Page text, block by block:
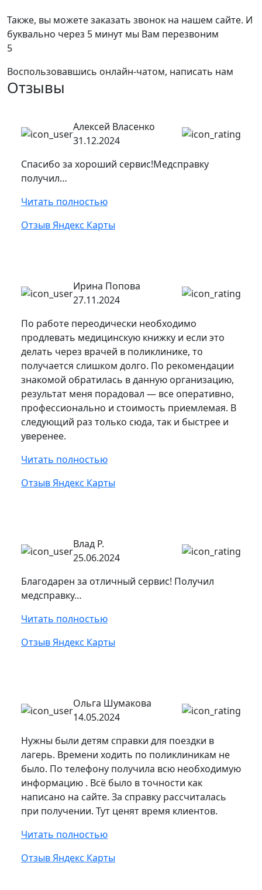
Также, вы можете заказать звонок на нашем сайте. И
буквально через 5 минут мы Вам перезвоним
5
Воспользовавшись онлайн-чатом, написать нам
Отзывы
Алексей Власенко
31.12.2024
Спасибо за хороший сервис!Медсправку
получил…
Читать полностью
Отзыв Яндекс Карты
Ирина Попова
27.11.2024
По работе переодически необходимо
продлевать медицинскую книжку и если это
делать через врачей в поликлинике, то
получается слишком долго. По рекомендации
знакомой обратилась в данную организацию,
результат меня порадовал — все оперативно,
профессионально и стоимость приемлемая. В
следующий раз только сюда, так и быстрее и
уверенее.
Читать полностью
Отзыв Яндекс Карты
Влад Р.
25.06.2024
Благодарен за отличный сервис! Получил
медсправку…
Читать полностью
Отзыв Яндекс Карты
Ольга Шумакова
14.05.2024
Нужны были детям справки для поездки в
лагерь. Времени ходить по поликлиникам не
было. По телефону получила всю необходимую
информацию . Всё было в точности как
написано на сайте. За справку рассчиталась
при получении. Тут ценят время клиентов.
Читать полностью
Отзыв Яндекс Карты